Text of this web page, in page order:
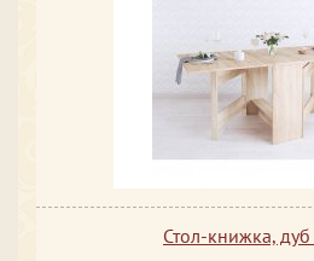
Стол-книжка,